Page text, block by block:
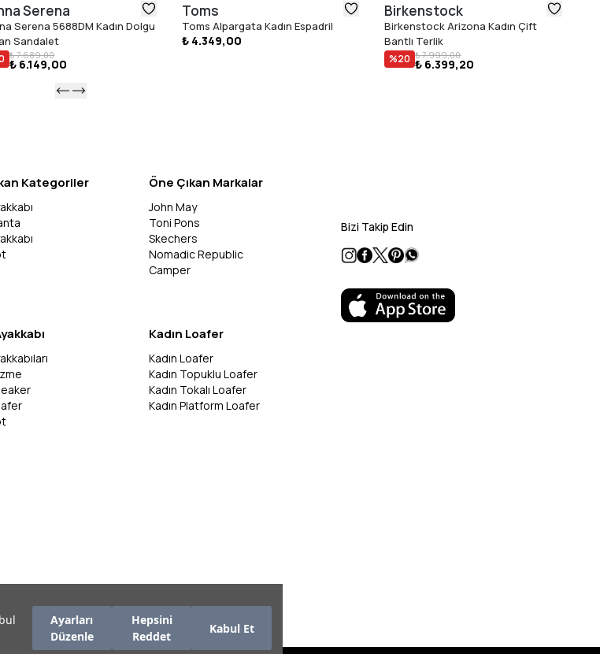
Ayarları
Düzenle
Hepsini
Reddet
Kabul Et
Serena
Serena 5688DM Kadın Dolgu
Sandalet
₺ 7.689,00
₺ 6.149,00
Toms
Toms Alpargata Kadın Espadril
₺ 4.349,00
Birkenstock
Birkenstock Arizona Kadın Çift
Bantlı Terlik
%20 ₺ 7.999,00
₺ 6.399,20
Kategoriler Öne Çıkan Markalar
John May
Toni Pons
Skechers
Nomadic Republic
Camper
Kadın Loafer
Kadın Loafer
Kadın Topuklu Loafer
Kadın Tokalı Loafer
Kadın Platform Loafer
Bizi Takip Edin